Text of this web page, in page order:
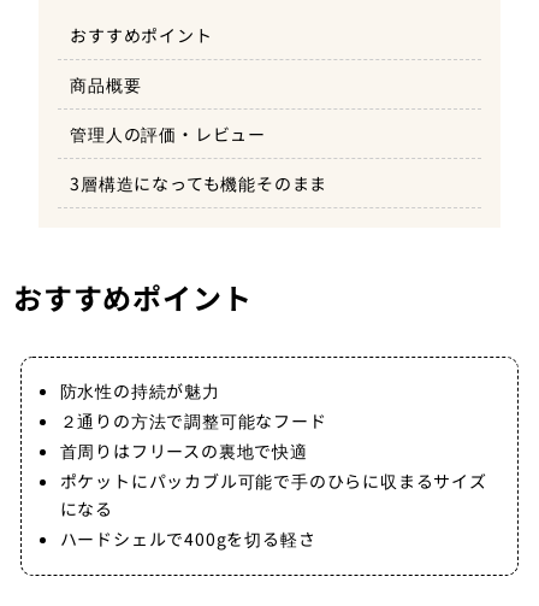
おすすめポイント
商品概要
管理人の評価・レビュー
3層構造になっても機能そのまま
おすすめポイント
防水性の持続が魅力
２通りの方法で調整可能なフード
首周りはフリースの裏地で快適
ポケットにパッカブル可能で手のひらに収まるサイズ
になる
ハードシェルで400gを切る軽さ